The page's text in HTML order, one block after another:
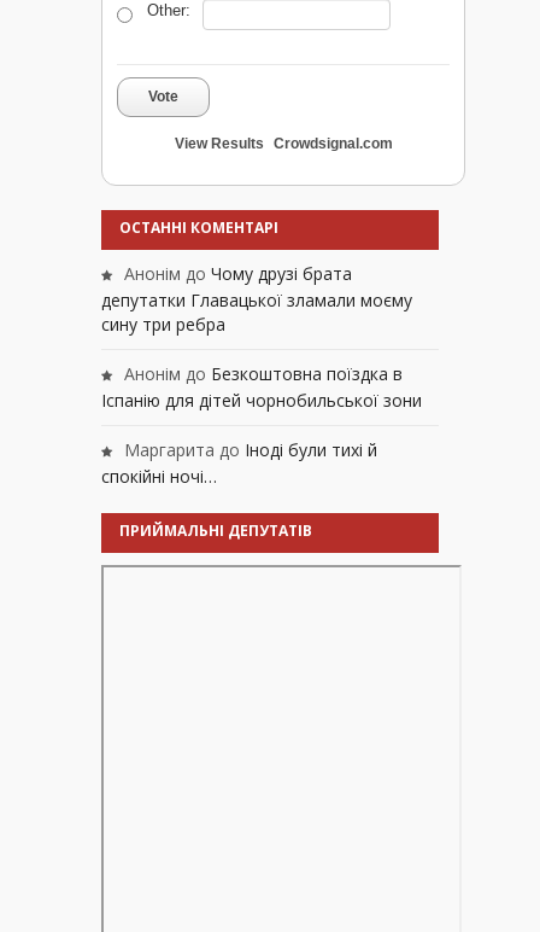
Other:
Vote
View Results Crowdsignal.com
ОСТАННІ КОМЕНТАРІ
Анонім до Чому друзі брата
депутатки Главацької зламали моєму
сину три ребра
Анонім до Безкоштовна поїздка в
Іспанію для дітей чорнобильської зони
Маргарита до Іноді були тихі й
спокійні ночі…
ПРИЙМАЛЬНІ ДЕПУТАТІВ